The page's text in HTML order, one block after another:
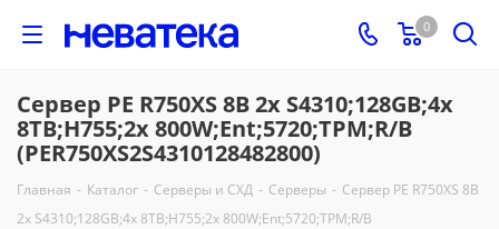
0
Сервер PE R750XS 8B 2х S4310;128GB;4х
8TB;H755;2х 800W;Ent;5720;TPM;R/B
(PER750XS2S4310128482800)
Главная - Каталог - Серверы и СХД - Серверы - Сервер PE R750XS 8B
2х S4310;128GB;4х 8TB;H755;2х 800W;Ent;5720;TPM;R/B